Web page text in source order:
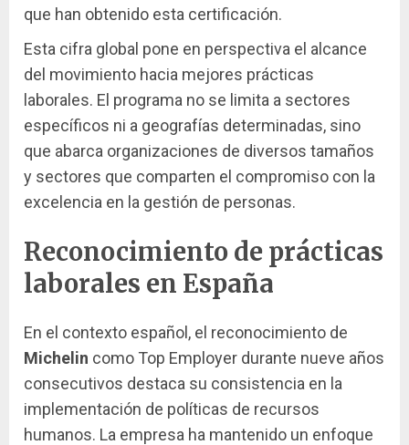
que han obtenido esta certificación.
Esta cifra global pone en perspectiva el alcance
del movimiento hacia mejores prácticas
laborales. El programa no se limita a sectores
específicos ni a geografías determinadas, sino
que abarca organizaciones de diversos tamaños
y sectores que comparten el compromiso con la
excelencia en la gestión de personas.
Reconocimiento de prácticas
laborales en España
En el contexto español, el reconocimiento de
Michelin como Top Employer durante nueve años
consecutivos destaca su consistencia en la
implementación de políticas de recursos
humanos. La empresa ha mantenido un enfoque